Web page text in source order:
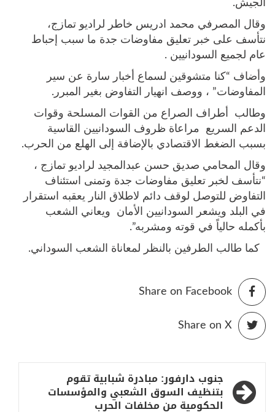
الجيش.
وقال المصرفي محمد ادريس خاطر لراديو تمازج،
نتأسف على خبر تعليق مفاوضات جدة ما سبب إحباط
عام لجميع السودانيين .
وأضاف “كنا متشوقين لسماع أخبار سارة عن سير
المفاوضات” ، ووصف انهيار التفاوض بغير المبرر.
وطالب أطراف الصراع من القوات المسلحة وقوات
الدعم السريع مراعاة ظروف السودانيين القاسية
بسبب الضغط الاقتصادي بالإضافة إلى الهلع من الحرب.
وقال المحامي صديق حسن عبدالمجيد لراديو تمازج ،
“نتأسف لخبر تعليق مفاوضات جدة وتمنى استئناف
التفاوض للتوصل لوقف دائم لاطلاق النار يعقبه استقرار
في البلد ويشعر السودانيين الأمان ويعاني الشعب
بأكمله حالياً في قوته ومشربه”.
كما طالب الطرفين بالنظر لمعاناة الشعب السوداني.
Share on Facebook
Share on X
تصفّح
المقالات
جنوب دارفور: مبادرة شبابية تقوم
بتنظيف السوق الشعبي والمؤسسات
الحكومية من مخلفات الحرب